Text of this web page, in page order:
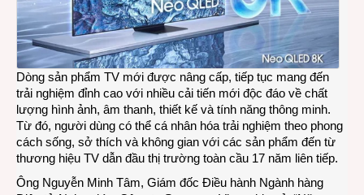
Dòng sản phẩm TV mới được nâng cấp, tiếp tục mang đến
trải nghiệm đỉnh cao với nhiều cải tiến mới độc đáo về chất
lượng hình ảnh, âm thanh, thiết kế và tính năng thông minh.
Từ đó, người dùng có thể cá nhân hóa trải nghiệm theo phong
cách sống, sở thích và không gian với các sản phẩm đến từ
thương hiệu TV dẫn đầu thị trường toàn cầu 17 năm liên tiếp.
Ông Nguyễn Minh Tâm, Giám đốc Điều hành Ngành hàng